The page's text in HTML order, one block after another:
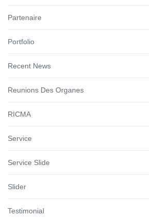
Partenaire
Portfolio
Recent News
Reunions Des Organes
RICMA
Service
Service Slide
Slider
Testimonial